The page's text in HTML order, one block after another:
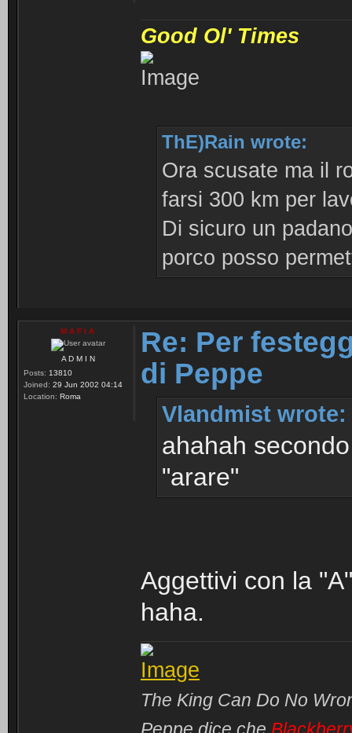
Good Ol' Times
ThE)Rain wrote:
Ora scusate ma il
farsi 300 km per
Di sicuro un
porco posso
M A F I A
A D M I N
Posts: 13810
Joined: 29 Jun 2002 04:14
Location: Roma
Re: Per
di Peppe
Vlandmist wrote:
ahahah
"arare"
Aggettivi con la
haha.
The King Can Do No